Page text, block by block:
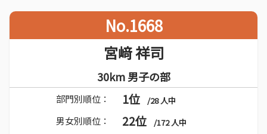
No.1668
宮﨑 祥司
30km 男子の部
部門別順位： 1位 /28 人中
男女別順位： 22位 /172 人中